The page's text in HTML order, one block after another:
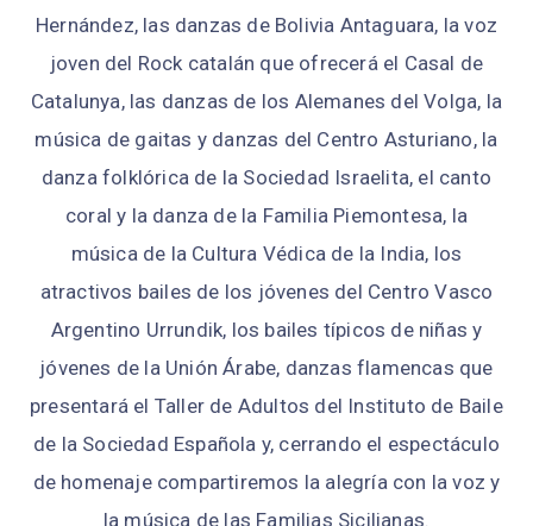
Hernández, las danzas de Bolivia Antaguara, la voz
joven del Rock catalán que ofrecerá el Casal de
Catalunya, las danzas de los Alemanes del Volga, la
música de gaitas y danzas del Centro Asturiano, la
danza folklórica de la Sociedad Israelita, el canto
coral y la danza de la Familia Piemontesa, la
música de la Cultura Védica de la India, los
atractivos bailes de los jóvenes del Centro Vasco
Argentino Urrundik, los bailes típicos de niñas y
jóvenes de la Unión Árabe, danzas flamencas que
presentará el Taller de Adultos del Instituto de Baile
de la Sociedad Española y, cerrando el espectáculo
de homenaje compartiremos la alegría con la voz y
la música de las Familias Sicilianas.